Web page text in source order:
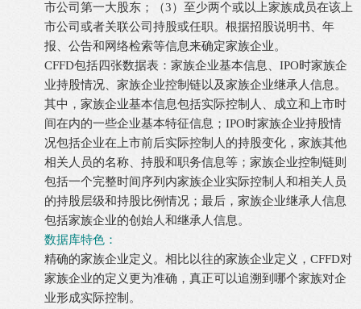
市公司第一大股东；（3）至少两个或以上家族成员在该上
市公司或者关联公司持股或任职。根据招股说明书、年
报、公告和网络检索等信息来确定家族企业。
CFFD包括四张数据表：家族企业基本信息、IPO时家族企
业持股情况、家族企业控制链以及家族企业继承人信息。
其中，家族企业基本信息包括实际控制人、成立和上市时
间在内的一些企业基本特征信息；IPO时家族企业持股情
况包括企业在上市前后实际控制人的持股变化，家族其他
相关人员的名称、持股和职务信息等；家族企业控制链则
包括一个完整时间序列内家族企业实际控制人和相关人员
的持股层级和持股比例情况；最后，家族企业继承人信息
包括家族企业的创始人和继承人信息。
数据库特色：
精确的家族企业定义。相比以往的家族企业定义，CFFD对
家族企业的定义更为准确，真正可以追溯到哪个家族对企
业形成实际控制。